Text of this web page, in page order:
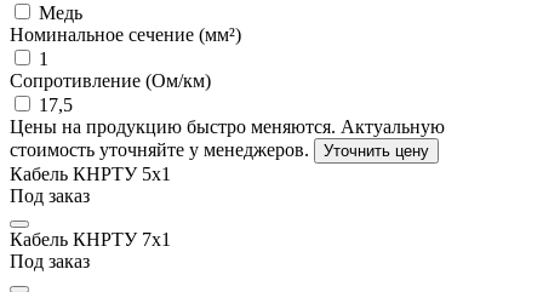
Медь
Номинальное сечение (мм²)
1
Сопротивление (Ом/км)
17,5
Цены на продукцию быстро меняются. Актуальную
стоимость уточняйте у менеджеров.
Уточнить цену
Кабель КНРТУ 5х1
Под заказ
Кабель КНРТУ 7х1
Под заказ